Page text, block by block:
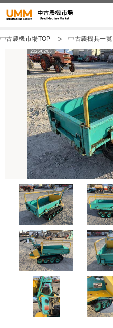
中古農機市場TOP 中古農機具一覧